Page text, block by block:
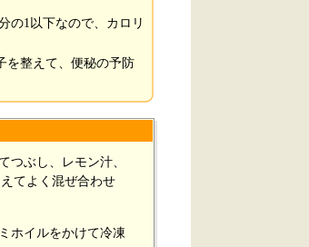
の1以下なので、カロリ
を整えて、便秘の予防
つぶし、レモン汁、
てよく混ぜ合わせ
ホイルをかけて冷凍